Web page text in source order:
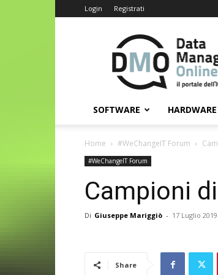
Login Registrati
Data
Online
SOFTWARE HARDWARE
Home #WeChangeIT Forum
#WeChangeIT Forum
Campioni
Di Giuseppe Mariggiò - 17 Luglio 2019
Share